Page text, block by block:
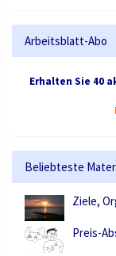
Arbeitsblatt-Abo
Erhalten Sie 40
Beliebteste
Ziele,
Preis-